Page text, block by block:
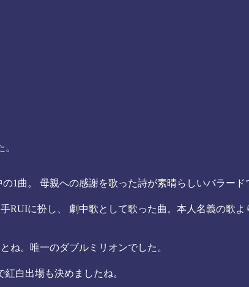
1曲。 母親への感謝を歌った詩が素晴らしいバラード
RUIに扮し、 劇中歌として歌った曲。本人名義の歌
ね。唯一のダブルミリオンでした。
白出場も決めましたね。